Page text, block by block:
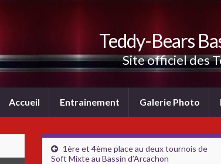
Teddy-Bears
Site officiel des
Accueil Entrainement Galerie Photo
1ère et 4ème place au deux tournois de
Soft Mixte au Bassin d’Arcachon